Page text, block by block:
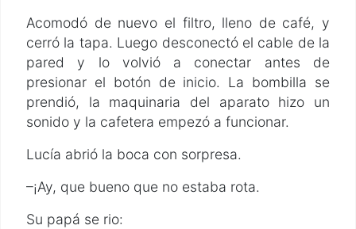
Acomodó de nuevo el filtro, lleno de café, y
cerró la tapa. Luego desconectó el cable de la
pared y lo volvió a conectar antes de
presionar el botón de inicio. La bombilla se
prendió, la maquinaria del aparato hizo un
sonido y la cafetera empezó a funcionar.
Lucía abrió la boca con sorpresa.
–¡Ay, que bueno que no estaba rota.
Su papá se rio: